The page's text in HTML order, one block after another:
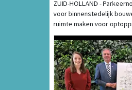
ZUID-HOLLAND -
voor binnenstedelijk
ruimte maken voor